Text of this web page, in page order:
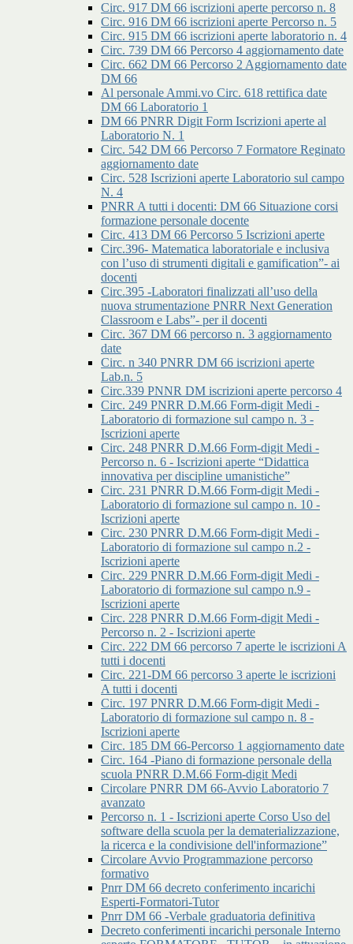
Circ. 917 DM 66 iscrizioni aperte percorso n. 8
Circ. 916 DM 66 iscrizioni aperte Percorso n. 5
Circ. 915 DM 66 iscrizioni aperte laboratorio n. 4
Circ. 739 DM 66 Percorso 4 aggiornamento date
Circ. 662 DM 66 Percorso 2 Aggiornamento date
DM 66
Al personale Ammi.vo Circ. 618 rettifica date
DM 66 Laboratorio 1
DM 66 PNRR Digit Form Iscrizioni aperte al
Laboratorio N. 1
Circ. 542 DM 66 Percorso 7 Formatore Reginato
aggiornamento date
Circ. 528 Iscrizioni aperte Laboratorio sul campo
N. 4
PNRR A tutti i docenti: DM 66 Situazione corsi
formazione personale docente
Circ. 413 DM 66 Percorso 5 Iscrizioni aperte
Circ.396- Matematica laboratoriale e inclusiva
con l’uso di strumenti digitali e gamification”- ai
docenti
Circ.395 -Laboratori finalizzati all’uso della
nuova strumentazione PNRR Next Generation
Classroom e Labs”- per il docenti
Circ. 367 DM 66 percorso n. 3 aggiornamento
date
Circ. n 340 PNRR DM 66 iscrizioni aperte
Lab.n. 5
Circ.339 PNNR DM iscrizioni aperte percorso 4
Circ. 249 PNRR D.M.66 Form-digit Medi -
Laboratorio di formazione sul campo n. 3 -
Iscrizioni aperte
Circ. 248 PNRR D.M.66 Form-digit Medi -
Percorso n. 6 - Iscrizioni aperte “Didattica
innovativa per discipline umanistiche”
Circ. 231 PNRR D.M.66 Form-digit Medi -
Laboratorio di formazione sul campo n. 10 -
Iscrizioni aperte
Circ. 230 PNRR D.M.66 Form-digit Medi -
Laboratorio di formazione sul campo n.2 -
Iscrizioni aperte
Circ. 229 PNRR D.M.66 Form-digit Medi -
Laboratorio di formazione sul campo n.9 -
Iscrizioni aperte
Circ. 228 PNRR D.M.66 Form-digit Medi -
Percorso n. 2 - Iscrizioni aperte
Circ. 222 DM 66 percorso 7 aperte le iscrizioni A
tutti i docenti
Circ. 221-DM 66 percorso 3 aperte le iscrizioni
A tutti i docenti
Circ. 197 PNRR D.M.66 Form-digit Medi -
Laboratorio di formazione sul campo n. 8 -
Iscrizioni aperte
Circ. 185 DM 66-Percorso 1 aggiornamento date
Circ. 164 -Piano di formazione personale della
scuola PNRR D.M.66 Form-digit Medi
Circolare PNRR DM 66-Avvio Laboratorio 7
avanzato
Percorso n. 1 - Iscrizioni aperte Corso Uso del
software della scuola per la dematerializzazione,
la ricerca e la condivisione dell'informazione”
Circolare Avvio Programmazione percorso
formativo
Pnrr DM 66 decreto conferimento incarichi
Esperti-Formatori-Tutor
Pnrr DM 66 -Verbale graduatoria definitiva
Decreto conferimenti incarichi personale Interno